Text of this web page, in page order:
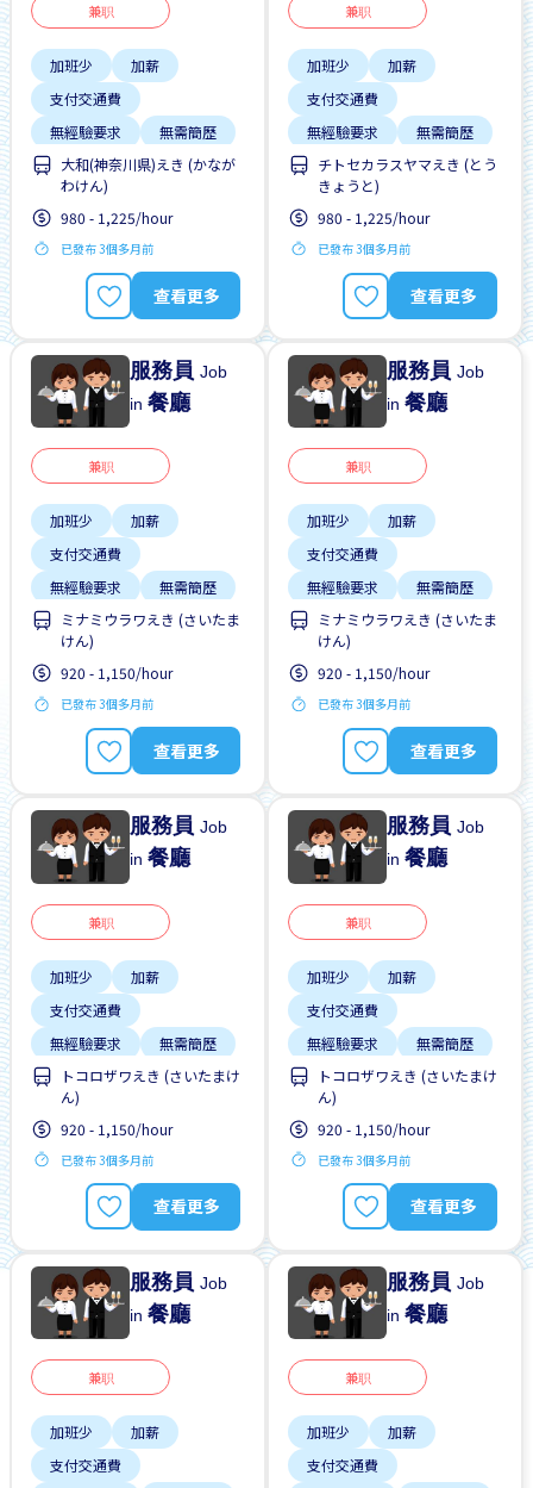
兼职
加班少
加薪
支付交通費
無經驗要求
無需簡歷
大和(神奈川県)えき (かなが
わけん)
980 - 1,225/hour
已發布 3個多月前
查看更多
兼职
加班少
加薪
支付交通費
無經驗要求
無需簡歷
チトセカラスヤマえき (とう
きょうと)
980 - 1,225/hour
已發布 3個多月前
查看更多
服務員Job
in餐廳
兼职
加班少
加薪
支付交通費
無經驗要求
無需簡歷
ミナミウラワえき (さいたま
けん)
920 - 1,150/hour
已發布 3個多月前
查看更多
服務員Job
in餐廳
兼职
加班少
加薪
支付交通費
無經驗要求
無需簡歷
ミナミウラワえき (さいたま
けん)
920 - 1,150/hour
已發布 3個多月前
查看更多
服務員Job
in餐廳
兼职
加班少
加薪
支付交通費
無經驗要求
無需簡歷
トコロザワえき (さいたまけ
ん)
920 - 1,150/hour
已發布 3個多月前
查看更多
服務員Job
in餐廳
兼职
加班少
加薪
支付交通費
無經驗要求
無需簡歷
トコロザワえき (さいたまけ
ん)
920 - 1,150/hour
已發布 3個多月前
查看更多
服務員Job
in餐廳
兼职
加班少
加薪
支付交通費
服務員Job
in餐廳
兼职
加班少
加薪
支付交通費